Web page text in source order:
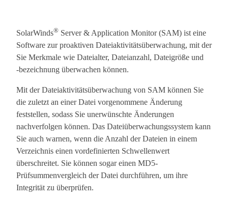
SolarWinds® Server & Application Monitor (SAM) ist eine
Software zur proaktiven Dateiaktivitätsüberwachung, mit der
Sie Merkmale wie Dateialter, Dateianzahl, Dateigröße und
‑bezeichnung überwachen können.
Mit der Dateiaktivitätsüberwachung von SAM können Sie
die zuletzt an einer Datei vorgenommene Änderung
feststellen, sodass Sie unerwünschte Änderungen
nachverfolgen können. Das Dateiüberwachungssystem kann
Sie auch warnen, wenn die Anzahl der Dateien in einem
Verzeichnis einen vordefinierten Schwellenwert
überschreitet. Sie können sogar einen MD5-
Prüfsummenvergleich der Datei durchführen, um ihre
Integrität zu überprüfen.